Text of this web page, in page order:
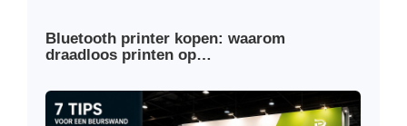
Bluetooth printer kopen: waarom
draadloos printen op…